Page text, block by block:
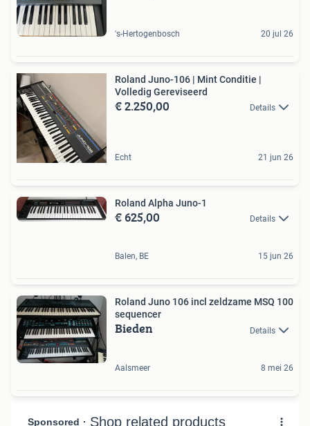
's-Hertogenbosch 20 jul 26
Roland Juno-106 | Mint Conditie |
Volledig Gereviseerd
€ 2.250,00 Details
Echt 21 jun 26
Roland Alpha Juno-1
€ 625,00 Details
Balen, BE 15 jun 26
Roland Juno 106 incl zeldzame MSQ 100
sequencer
Bieden Details
Aalsmeer 8 mei 26